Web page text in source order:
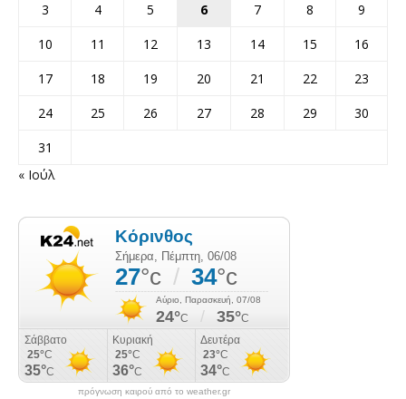
3
4 5 6 7 8
9
10
11 12 13 14 15
16
17
18 19 20 21 22
23
24
25 26 27 28 29
30
31
« Ιούλ
πρόγνωση καιρού από το weather.gr